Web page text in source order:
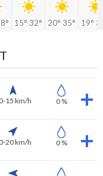
15° 32° 20° 35° 19°
15 km/h 0 %
20 km/h 0 %